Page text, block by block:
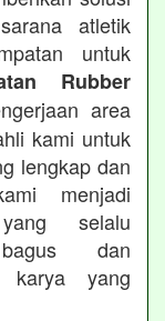
atletik
untuk
Rubber
area
kami untuk
lengkap dan
menjadi
selalu
dan
karya yang